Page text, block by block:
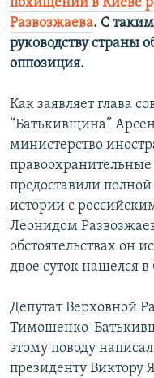
похищении в Киеве
Развозжаева. С
руководству страны
оппозиция.
Как заявляет глава
“Батькивщина”
министерство
предоставили
истории с
Леонидом
обстоятельствах он
двое суток нашелся
Депутат Верховной
Тимошенко-
этому поводу
президенту Виктору